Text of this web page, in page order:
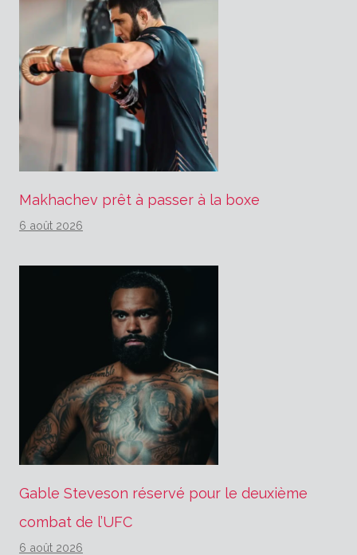
Makhachev prêt à passer à la boxe
6 août 2026
Gable Steveson réservé pour le deuxième
combat de l’UFC
6 août 2026